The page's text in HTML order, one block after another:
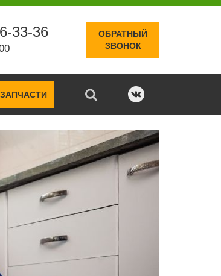
33-36
ОБРАТНЫЙ
ЗВОНОК
ЗАПЧАСТИ